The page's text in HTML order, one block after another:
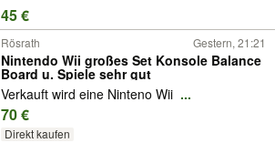
45 €
Rösrath Gestern, 21:21
Nintendo Wii großes Set Konsole Balance
Board u. Spiele sehr gut
Verkauft wird eine Ninteno Wii ...
70 €
Direkt kaufen